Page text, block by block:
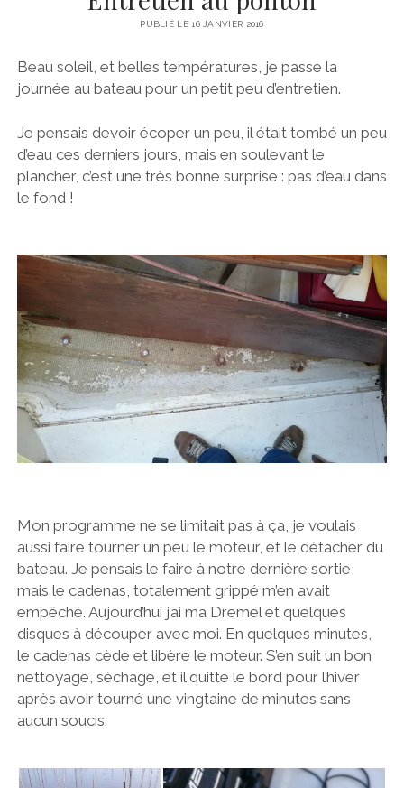
PORNICHET
LOIRE
NOIRMOUTIER
BELEM
TRAITEMENT DU SAFRAN
TECHNIQUES
PUBLIÉ LE 16 JANVIER 2016
Beau soleil, et belles températures, je passe la
journée au bateau pour un petit peu d’entretien.
Je pensais devoir écoper un peu, il était tombé un peu
d’eau ces derniers jours, mais en soulevant le
plancher, c’est une très bonne surprise : pas d’eau dans
le fond !
Mon programme ne se limitait pas à ça, je voulais
aussi faire tourner un peu le moteur, et le détacher du
bateau. Je pensais le faire à notre dernière sortie,
mais le cadenas, totalement grippé m’en avait
empêché. Aujourd’hui j’ai ma Dremel et quelques
disques à découper avec moi. En quelques minutes,
le cadenas cède et libère le moteur. S’en suit un bon
nettoyage, séchage, et il quitte le bord pour l’hiver
après avoir tourné une vingtaine de minutes sans
aucun soucis.